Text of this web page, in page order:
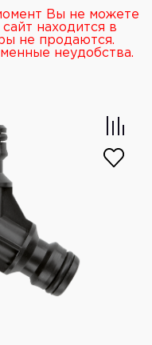
Вы не можете
находится в
не продаются.
неудобства.